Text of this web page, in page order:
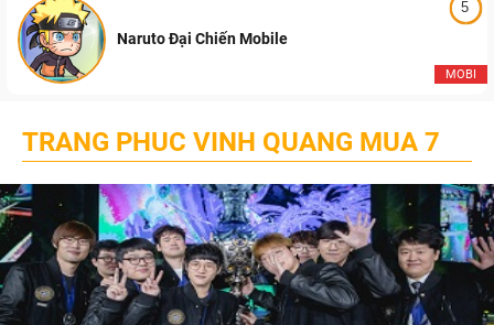
5
MOBI
Naruto Đại Chiến Mobile
TRANG PHUC VINH QUANG MUA 7